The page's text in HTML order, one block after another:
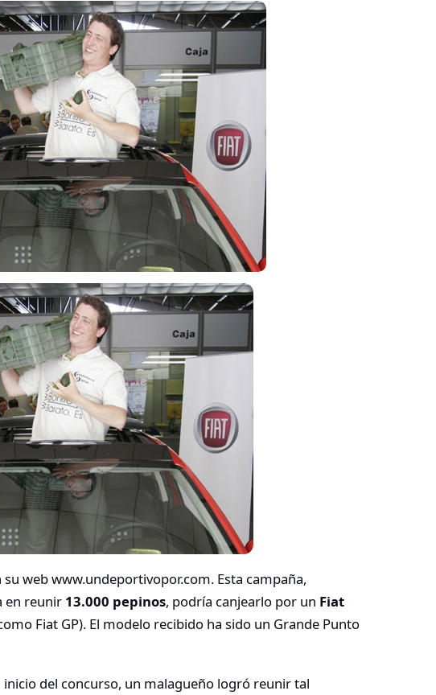
web www.undeportivopor.com. Esta campaña,
en reunir 13.000 pepinos, podría canjearlo por un Fiat
Fiat GP). El modelo recibido ha sido un Grande Punto
del concurso, un malagueño logró reunir tal